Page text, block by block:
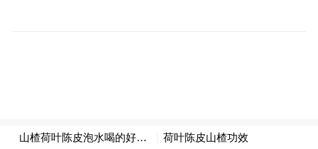
间时能够及时跟车前进，后续还主动借道绕